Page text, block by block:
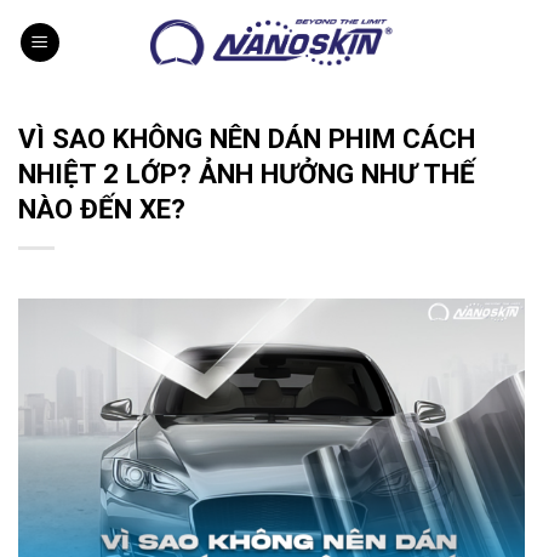
VÌ SAO KHÔNG NÊN DÁN PHIM CÁCH
NHIỆT 2 LỚP? ẢNH HƯỞNG NHƯ THẾ
NÀO ĐẾN XE?